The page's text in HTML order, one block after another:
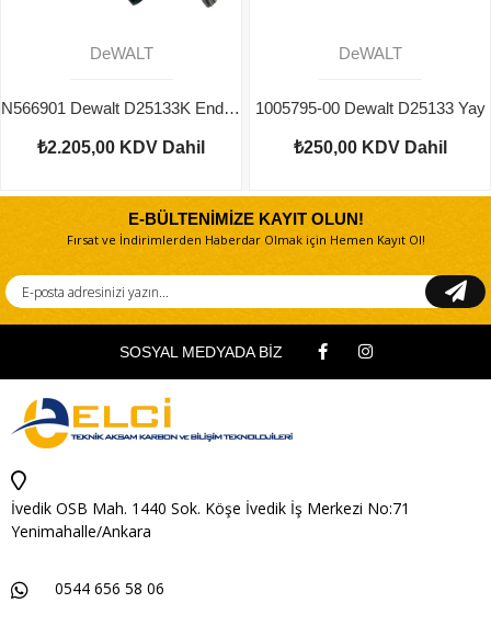
DeWALT
N566901 Dewalt D25133K Endüvi
₺2.205,00 KDV Dahil
DeWALT
1005795-00 Dewalt D25133 Yay
₺250,00 KDV Dahil
E-BÜLTENİMİZE KAYIT OLUN!
Fırsat ve İndirimlerden Haberdar Olmak için Hemen Kayıt Ol!
SOSYAL MEDYADA BİZ
İvedik OSB Mah. 1440 Sok. Köşe İvedik İş Merkezi No:71
Yenimahalle/Ankara
0544 656 58 06